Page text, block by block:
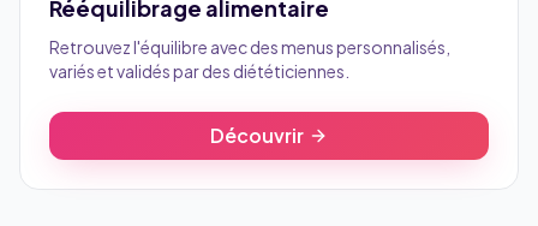
Rééquilibrage alimentaire
Retrouvez l'équilibre avec des menus personnalisés,
variés et validés par des diététiciennes.
Découvrir